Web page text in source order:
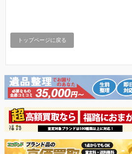
トップページに戻る